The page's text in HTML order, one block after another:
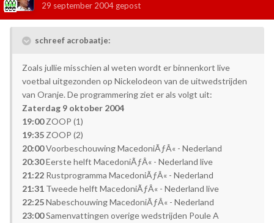
29 september 2004 gepost
schreef acrobaatje:
Zoals jullie misschien al weten wordt er binnenkort live
voetbal uitgezonden op Nickelodeon van de uitwedstrijden
van Oranje. De programmering ziet er als volgt uit:
Zaterdag 9 oktober 2004
19:00ZOOP (1)
19:35 ZOOP (2)
20:00Voorbeschouwing MacedoniÃƒÂ« - Nederland
20:30Eerste helft MacedoniÃƒÂ« - Nederland live
21:22 Rustprogramma MacedoniÃƒÂ« - Nederland
21:31 Tweede helft MacedoniÃƒÂ« - Nederland live
22:25Nabeschouwing MacedoniÃƒÂ« - Nederland
23:00Samenvattingen overige wedstrijden Poule A